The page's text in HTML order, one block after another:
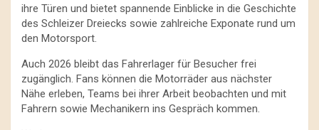
ihre Türen und bietet spannende Einblicke in die Geschichte
des Schleizer Dreiecks sowie zahlreiche Exponate rund um
den Motorsport.
Auch 2026 bleibt das Fahrerlager für Besucher frei
zugänglich. Fans können die Motorräder aus nächster
Nähe erleben, Teams bei ihrer Arbeit beobachten und mit
Fahrern sowie Mechanikern ins Gespräch kommen.